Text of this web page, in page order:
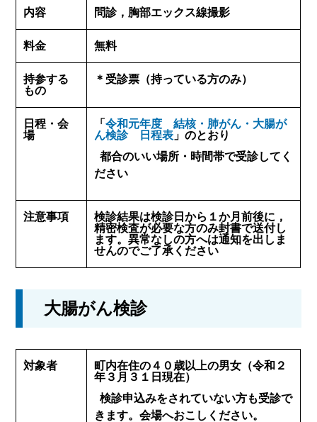
内容 問診，胸部エックス線撮影
料金 無料
持参する
もの
＊受診票（持っている方のみ）
日程・会
場
「令和元年度 結核・肺がん・大腸が
ん検診 日程表 」のとおり
都合のいい場所・時間帯で受診してく
ださい
注意事項
検診結果は検診日から１か月前後に，
精密検査が必要な方のみ封書で送付し
ます。異常なしの方へは通知を出しま
せんのでご了承ください
大腸がん検診
対象者
町内在住の４０歳以上の男女（令和２
年３月３１日現在）
検診申込みをされていない方も受診で
きます。会場へおこしください。